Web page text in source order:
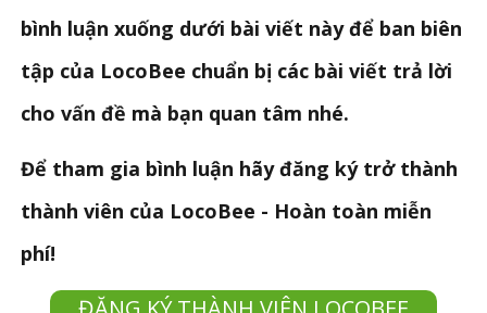
bình luận xuống dưới bài viết này để ban biên
tập của LocoBee chuẩn bị các bài viết trả lời
cho vấn đề mà bạn quan tâm nhé.
Để tham gia bình luận hãy đăng ký trở thành
thành viên của LocoBee - Hoàn toàn miễn
phí!